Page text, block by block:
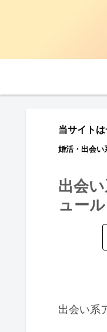
当サイト
婚活・出会い
出会
ュール
出会い系